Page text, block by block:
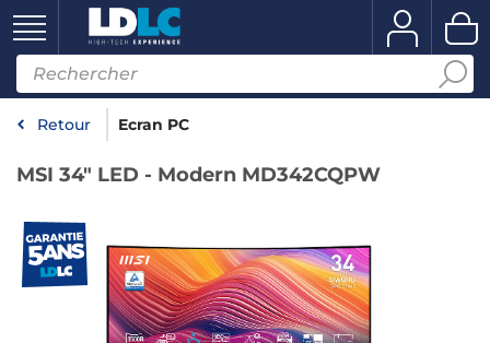
Retour Ecran PC
MSI 34" LED - Modern MD342CQPW